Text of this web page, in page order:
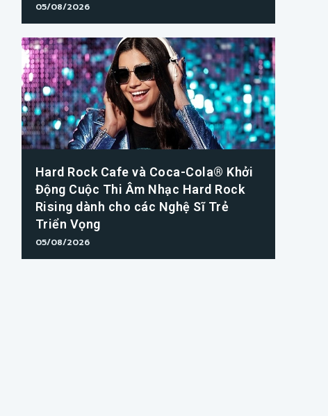
05/08/2026
Hard Rock Cafe và Coca-Cola® Khởi
Động Cuộc Thi Âm Nhạc Hard Rock
Rising dành cho các Nghệ Sĩ Trẻ
Triển Vọng
05/08/2026